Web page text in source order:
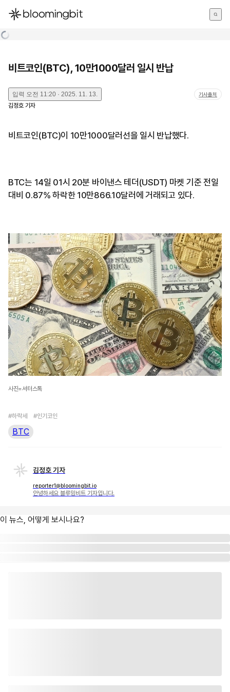
한국어
비트코인(BTC), 10만1000달러 일시 반납
입력 오전 11:20 · 2025. 11. 13. 기사출처
김정호 기자
비트코인(BTC)이 10만1000달러선을 일시 반납했다.
BTC는 14일 01시 20분 바이낸스 테더(USDT) 마켓 기준 전일
대비 0.87% 하락한 10만866.10달러에 거래되고 있다.
사진=셔터스톡
#하락세 #인기코인
BTC
김정호 기자
reporter1@bloomingbit.io
안녕하세요 블루밍비트 기자입니다.
이 뉴스, 어떻게 보시나요?